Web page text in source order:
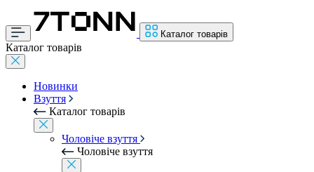
Каталог товарів
Каталог товарів
Новинки
Взуття
Каталог товарів
Чоловіче взуття
Чоловіче взуття